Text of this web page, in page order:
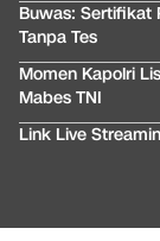
Buwas: Sertifikat
Tanpa Tes
Momen Kapolri
Mabes TNI
Link Live